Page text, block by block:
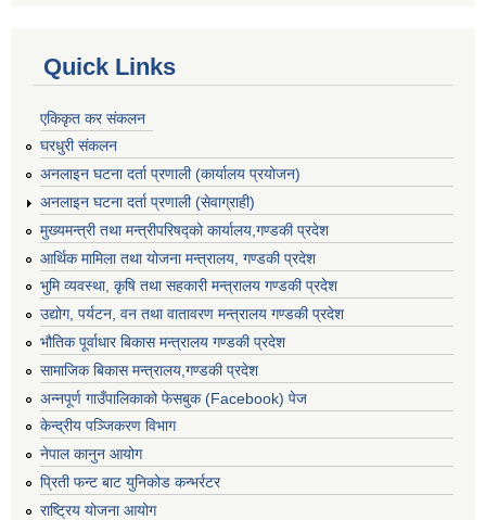
Quick Links
एकिकृत कर संकलन
घरधुरी संकलन
अनलाइन घटना दर्ता प्रणाली (कार्यालय प्रयोजन)
अनलाइन घटना दर्ता प्रणाली (सेवाग्राही)
मुख्यमन्त्री तथा मन्त्रीपरिषद्को कार्यालय,गण्डकी प्रदेश
आर्थिक मामिला तथा योजना मन्त्रालय, गण्डकी प्रदेश
भुमि व्यवस्था, कृषि तथा सहकारी मन्त्रालय गण्डकी प्रदेश
उद्योग, पर्यटन, वन तथा वातावरण मन्त्रालय गण्डकी प्रदेश
भौतिक पूर्वाधार बिकास मन्त्रालय गण्डकी प्रदेश
सामाजिक बिकास मन्त्रालय,गण्डकी प्रदेश
अन्नपूर्ण गाउँपालिकाको फेसबुक (Facebook) पेज
केन्द्रीय पञ्जिकरण विभाग
नेपाल कानुन आयोग
प्रिती फन्ट बाट युनिकोड कन्भर्रटर
राष्ट्रिय योजना आयोग